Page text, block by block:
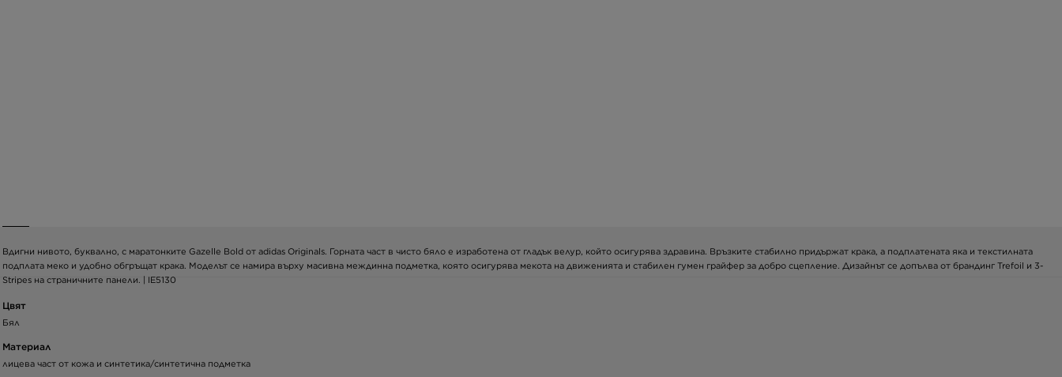
Вдигни нивото, буквално, с маратонките Gazelle Bold от adidas Originals. Горната част в чисто бяло е изработена от гладък велур, който осигурява здравина. Връзките стабилно придържат крака, а подплатената яка и текстилната
подплата меко и удобно обгръщат крака. Моделът се намира върху масивна междинна подметка, която осигурява мекота на движенията и стабилен гумен грайфер за добро сцепление. Дизайнът се допълва от брандинг Trefoil и 3-
Stripes на страничните панели. | IE5130
Цвят
Бял
Материал
лицева част от кожа и синтетика/синтетична подметка